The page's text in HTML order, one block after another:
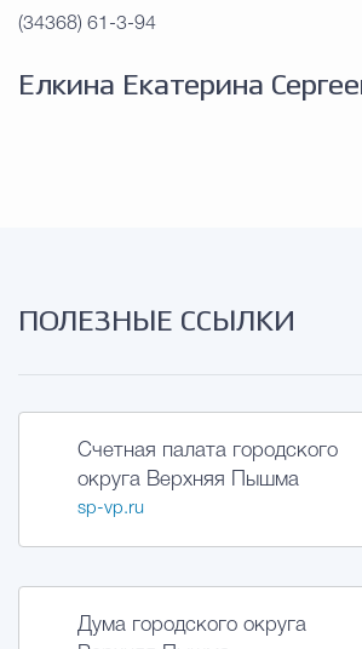
(34368) 61-3-94
Елкина Екатерина
ПОЛЕЗНЫЕ ССЫЛКИ
Счетная палата городского
округа Верхняя Пышма
sp-vp.ru
Дума городского округа